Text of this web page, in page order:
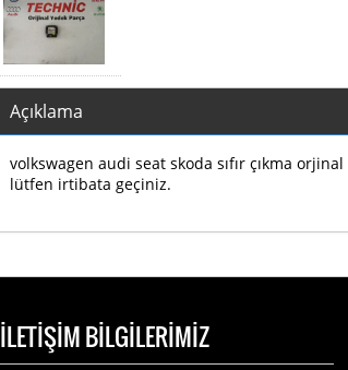
Açıklama
volkswagen audi seat skoda sıfır çıkma
lütfen irtibata geçiniz.
İLETİŞİM BİLGİLERİMİZ